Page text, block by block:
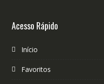
Acesso Rápido
Início
Favoritos